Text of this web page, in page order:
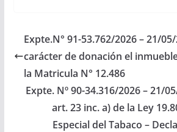
técnico edilicio y la
obra de Intervención
integral del…
Expte.N° 91-53.762/2026 – 21/
carácter de donación el
la Matricula N° 12.486
Expte. Nº 90-34.316/2026 – 21/
art. 23 inc. a) de la Ley
Especial del Tabaco –